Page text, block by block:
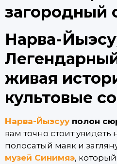
загородный
Нарва-
живая
культовые
Нарва-Йыэсууполон
вам точно стоит
полосатый маяк и
музей Синимяэ,